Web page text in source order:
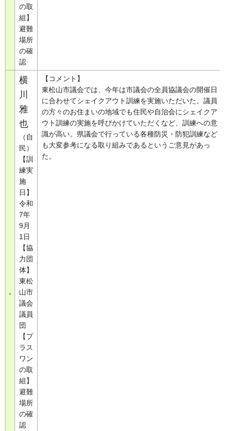
の取
組】
避難
場所
の確
認
横
川
雅
也
（自
民）
【訓
練実
施
日】
令和
7年
9月
1日
【協
力団
体】
東松
山市
議会
議員
団
【プ
ラス
ワン
の取
組】
避難
場所
の確
認
【コメント】
東松山市議会では、今年は市議会の全員協議会の開催日
に合わせてシェイクアウト訓練を実施いただいた。議員
の方々のお住まいの地域でも住民や自治会にシェイクア
ウト訓練の実施を呼びかけていただくなど、訓練への意
識が高い。県議会で行っている各種防災・防犯訓練など
も大変参考になる取り組みであるというご意見があっ
た。